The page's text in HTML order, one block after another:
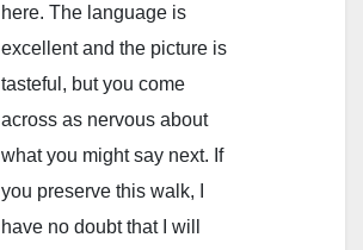
here. The language is
excellent and the picture is
tasteful, but you come
across as nervous about
what you might say next. If
you preserve this walk, I
have no doubt that I will